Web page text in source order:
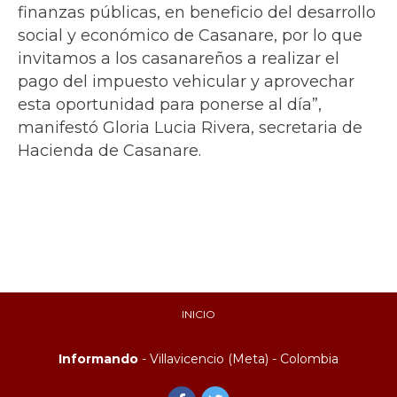
finanzas públicas, en beneficio del desarrollo
social y económico de Casanare, por lo que
invitamos a los casanareños a realizar el
pago del impuesto vehicular y aprovechar
esta oportunidad para ponerse al día”,
manifestó Gloria Lucia Rivera, secretaria de
Hacienda de Casanare.
INICIO
Informando - Villavicencio (Meta) - Colombia